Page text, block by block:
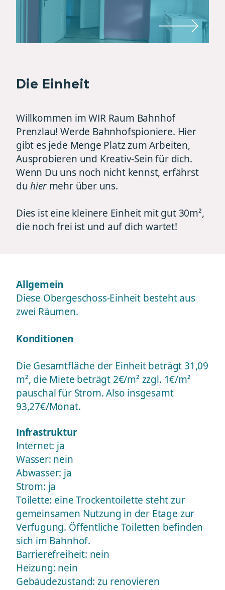
Die Einheit
Willkommen im WIR Raum Bahnhof
Prenzlau! Werde Bahnhofspioniere. Hier
gibt es jede Menge Platz zum Arbeiten,
Ausprobieren und Kreativ-Sein für dich.
Wenn Du uns noch nicht kennst, erfährst
duhier mehr über uns.
Dies ist eine kleinere Einheit mit gut 30m²,
die noch frei ist und auf dich wartet!
Allgemein
Diese Obergeschoss-Einheit besteht aus
zwei Räumen.
Konditionen
Die Gesamtfläche der Einheit beträgt 31,09
m², die Miete beträgt 2€/m² zzgl. 1€/m²
pauschal für Strom. Also insgesamt
93,27€/Monat.
Infrastruktur
Internet: ja
Wasser: nein
Abwasser: ja
Strom: ja
Toilette: eine Trockentoilette steht zur
gemeinsamen Nutzung in der Etage zur
Verfügung. Öffentliche Toiletten befinden
sich im Bahnhof.
Barrierefreiheit: nein
Heizung: nein
Gebäudezustand: zu renovieren